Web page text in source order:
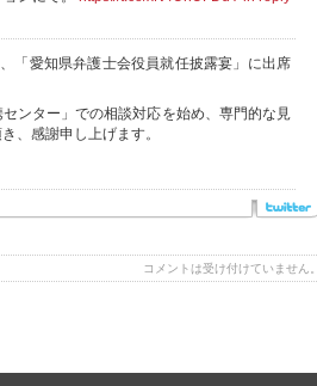
「愛知県弁護士会役員就任披露宴」に出席
ンター」での相談対応を始め、専門的な見
、感謝申し上げます。
コメントは受け付けていません。